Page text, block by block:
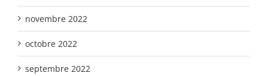
novembre 2022
octobre 2022
septembre 2022